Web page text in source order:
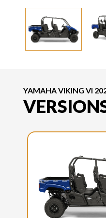
YAMAHA VIKING VI